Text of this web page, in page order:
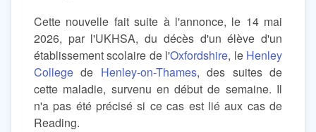
Cette nouvelle fait suite à l'annonce, le 14 mai
2026, par l'UKHSA, du décès d'un élève d'un
établissement scolaire de l'Oxfordshire, le Henley
College de Henley-on-Thames, des suites de
cette maladie, survenu en début de semaine. Il
n'a pas été précisé si ce cas est lié aux cas de
Reading.